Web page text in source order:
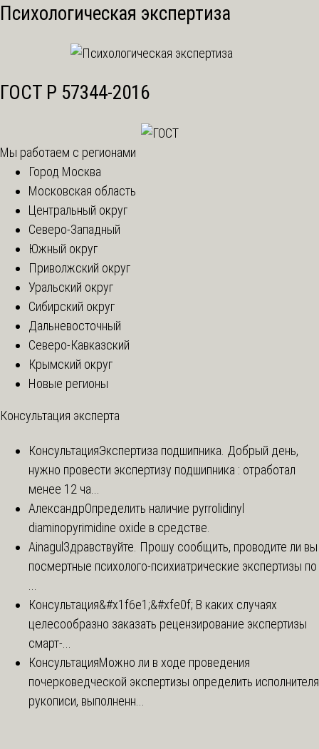
Психологическая экспертиза
ГОСТ Р 57344-2016
Мы работаем с регионами
Город Москва
Московская область
Центральный округ
Северо-Западный
Южный округ
Приволжский округ
Уральский округ
Сибирский округ
Дальневосточный
Северо-Кавказский
Крымский округ
Новые регионы
Консультация эксперта
КонсультацияЭкспертиза подшипника. Добрый день,
нужно провести экспертизу подшипника : отработал
менее 12 ча...
АлександрОпределить наличие pyrrolidinyl
diaminopyrimidine oxide в средстве.
Ainagul Здравствуйте. Прошу сообщить, проводите ли вы
посмертные психолого-психиатрические экспертизы по
Консультация&#x1f6e1;&#xfe0f; В каких случаях
целесообразно заказать рецензирование экспертизы
смарт-...
КонсультацияМожно ли в ходе проведения
почерковедческой экспертизы определить исполнителя
рукописи, выполненн...